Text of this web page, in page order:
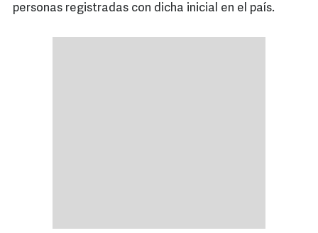
personas registradas con dicha inicial en el país.